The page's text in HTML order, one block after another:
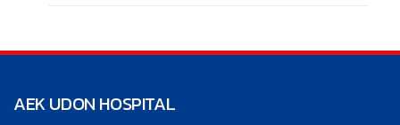
AEK UDON HOSPITAL